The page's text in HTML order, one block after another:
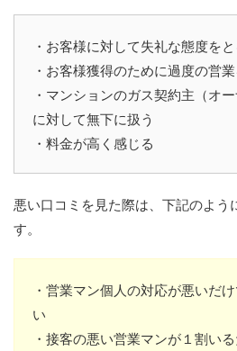
・お客様に対して失礼な態度を
・お客様獲得のために過度の営
・マンションのガス契約主（オ
に対して無下に扱う
・料金が高く感じる
悪い口コミを見た際は、下記のよう
す。
・営業マン個人の対応が悪いだ
い
・接客の悪い営業マンが１割い